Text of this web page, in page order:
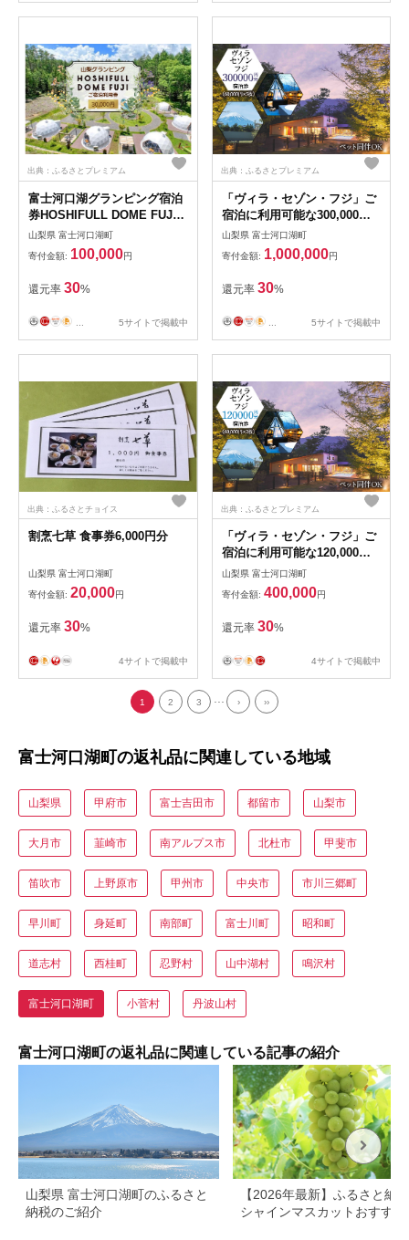
出典：ふるさとプレミアム
富士河口湖グランピング宿泊
券HOSHIFULL DOME FUJI
(30,000円分） FEA003
山梨県 富士河口湖町
寄付金額: 100,000円
還元率 30%
... 5サイトで掲載中
出典：ふるさとプレミアム
「ヴィラ・セゾン・フジ」ご
宿泊に利用可能な300,000円
分（60,000円×5枚）の宿泊券
山梨県 富士河口湖町
寄付金額: 1,000,000円
還元率 30%
... 5サイトで掲載中
出典：ふるさとチョイス
割烹七草 食事券6,000円分
山梨県 富士河口湖町
寄付金額: 20,000円
還元率 30%
4サイトで掲載中
出典：ふるさとプレミアム
「ヴィラ・セゾン・フジ」ご
宿泊に利用可能な120,000円
分（60,000円×2枚）の宿泊券
山梨県 富士河口湖町
寄付金額: 400,000円
還元率 30%
4サイトで掲載中
1 2 3 › ››
富士河口湖町の返礼品に関連している地域
山梨県 甲府市 富士吉田市 都留市 山梨市
大月市 韮崎市 南アルプス市 北杜市 甲斐市
笛吹市 上野原市 甲州市 中央市 市川三郷町
早川町 身延町 南部町 富士川町 昭和町
道志村 西桂町 忍野村 山中湖村 鳴沢村
富士河口湖町 小菅村 丹波山村
富士河口湖町の返礼品に関連している記事の紹介
山梨県 富士河口湖町のふるさと
納税のご紹介
【2026年最新】ふるさと納
シャインマスカットおすすめ